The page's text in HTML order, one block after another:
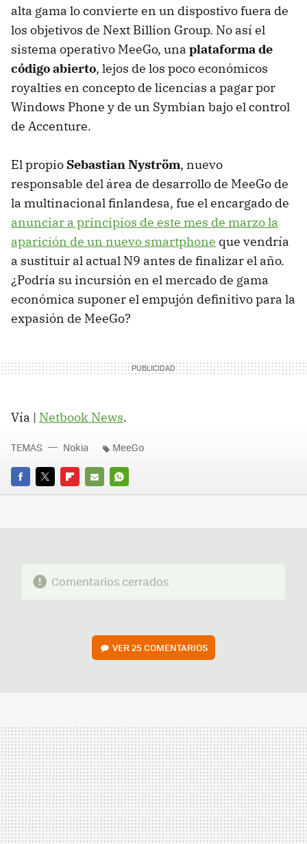
alta gama lo convierte en un dispostivo fuera de
los objetivos de Next Billion Group. No así el
sistema operativo MeeGo, una plataforma de
código abierto, lejos de los poco económicos
royalties en concepto de licencias a pagar por
Windows Phone y de un Symbian bajo el control
de Accenture.
El propio Sebastian Nyström, nuevo
responsable del área de desarrollo de MeeGo de
la multinacional finlandesa, fue el encargado de
anunciar a principios de este mes de marzo la
aparición de un nuevo smartphone que vendría
a sustituir al actual N9 antes de finalizar el año.
¿Podría su incursión en el mercado de gama
económica suponer el empujón definitivo para la
expasión de MeeGo?
Vía | Netbook News.
FACEBOOK
TWITTERFLIPBOARD
E-
WHATSAPP
TEMAS Nokia MeeGo
Comentarios cerrados
VER25 COMENTARIOS